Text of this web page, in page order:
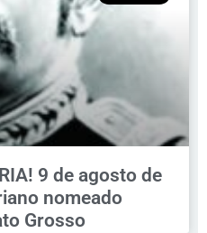
9 de agosto de
nomeado
Grosso